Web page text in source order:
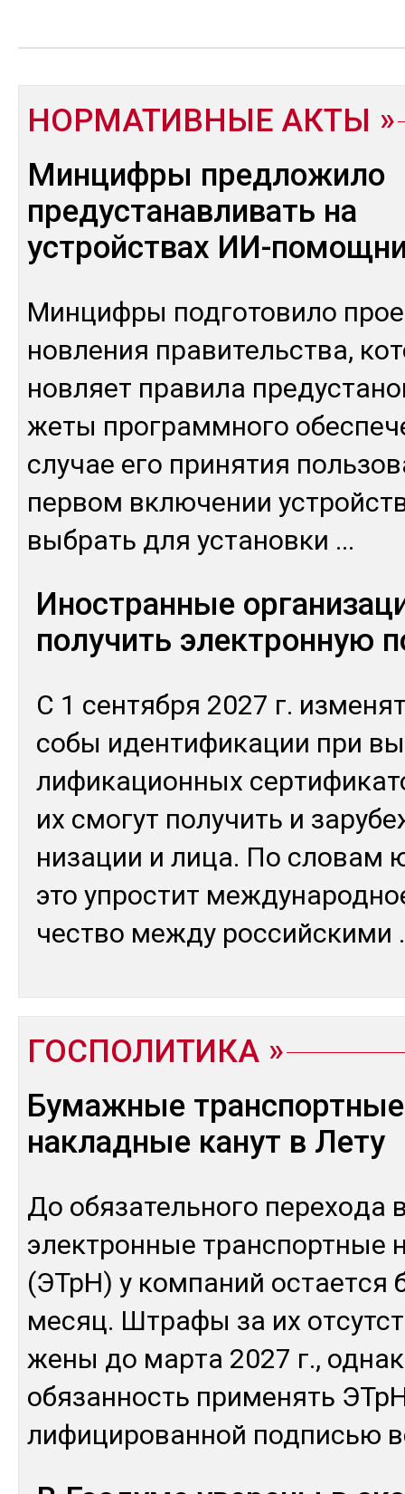
НОРМАТИВНЫЕ АКТЫ
Минцифры предложило
предустанавливать на
устройствах ИИ-
Мин­циф­ры под­го­тови­ло
нов­ле­ния пра­витель­ства,
нов­ляет пра­вила
же­ты прог­рам­мно­го
слу­чае его при­нятия
пер­вом вклю­чении
выб­рать для ус­та­нов­ки ...
Иностранные
получить электронную
С 1 сен­тяб­ря 2027 г.
собы иден­ти­фика­ции при
лифи­кацион­ных
их смо­гут по­лучить и
низа­ции и ли­ца. По сло­вам
это уп­рос­тит
чес­тво меж­ду рос­сий­ски­ми
ГОСПОЛИТИКА
Бумажные транспортные
накладные канут в Лету
До обя­затель­но­го пе­рехо­да
элек­трон­ные тран­спортные
(ЭТрН) у ком­па­ний ос­тает­ся
ме­сяц. Штра­фы за их
жены до мар­та 2027 г.,
обя­зан­ность при­менять
лифи­циро­ван­ной под­писью